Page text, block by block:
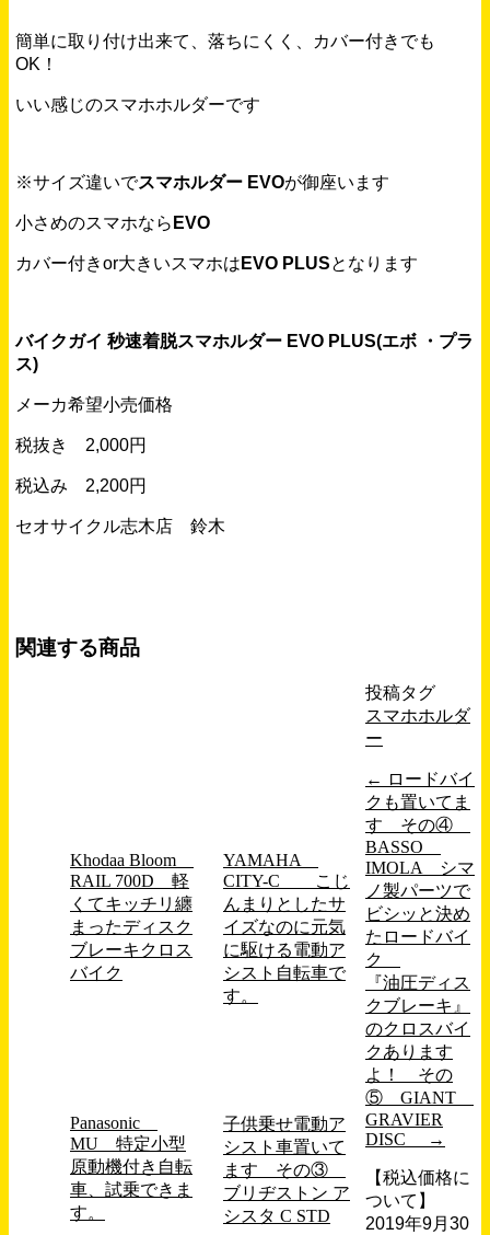
簡単に取り付け出来て、落ちにくく、カバー付きでも
OK！
いい感じのスマホホルダーです
※サイズ違いでスマホルダー EVOが御座います
小さめのスマホなら EVO
カバー付きor大きいスマホは EVO PLUSとなります
バイクガイ 秒速着脱スマホルダー EVO PLUS(エボ ・プラ
ス)
メーカ希望小売価格
税抜き 2,000円
税込み 2,200円
セオサイクル志木店 鈴木
関連する商品
Khodaa Bloom
RAIL 700D 軽
くてキッチリ纏
まったディスク
ブレーキクロス
バイク
YAMAHA
CITY-C こじ
んまりとしたサ
イズなのに元気
に駆ける電動ア
シスト自転車で
す。
Panasonic
MU 特定小型
原動機付き自転
車、試乗できま
す。
子供乗せ電動ア
シスト車置いて
ます その③
ブリヂストン ア
シスタ C STD
投稿タグ
スマホホルダ
ー
← ロードバイ
クも置いてま
す その④
BASSO
IMOLA シマ
ノ製パーツで
ビシッと決め
たロードバイ
ク
『油圧ディス
クブレーキ』
のクロスバイ
クあります
よ！ その
⑤ GIANT
GRAVIER
DISC
→
【税込価格に
ついて】
2019年9月30